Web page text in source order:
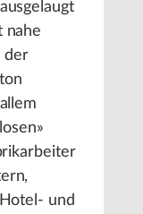
nahe
der
und